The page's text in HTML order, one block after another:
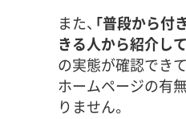
また、 「普段から付
きる人から紹介し
の実態が確認でき
ホームページの有
りません。